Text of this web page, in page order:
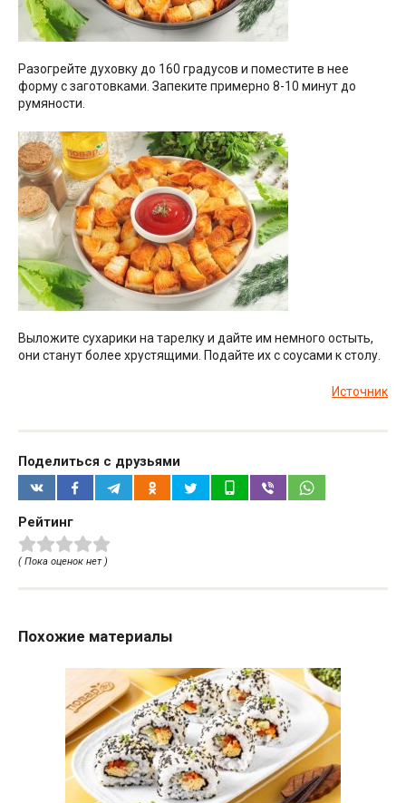
Разогрейте духовку до 160 градусов и поместите в нее
форму с заготовками. Запеките примерно 8-10 минут до
румяности.
Выложите сухарики на тарелку и дайте им немного остыть,
они станут более хрустящими. Подайте их с соусами к столу.
Источник
Поделиться с друзьями
Рейтинг
( Пока оценок нет )
Похожие материалы